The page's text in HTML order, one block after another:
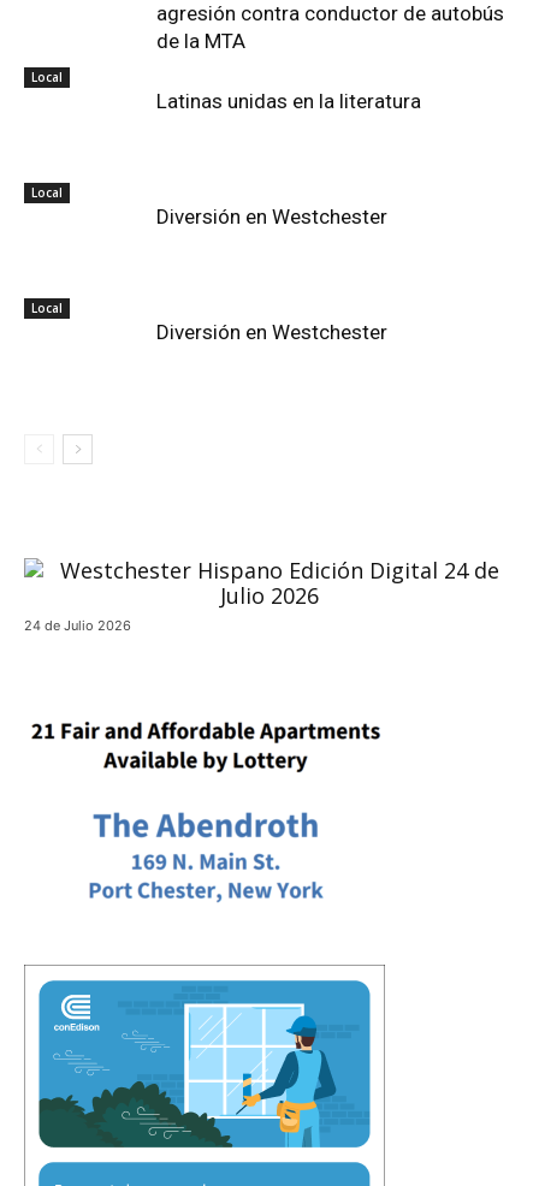
agresión contra conductor de autobús
de la MTA
Local
Latinas unidas en la literatura
Local
Diversión en Westchester
Local
Diversión en Westchester
24 de Julio 2026